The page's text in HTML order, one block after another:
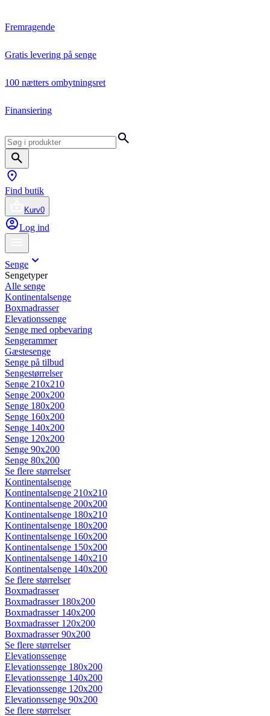
Fremragende
Gratis levering på senge
100 nætters ombytningsret
Finansiering
Find butik
Kurv0
Log ind
Senge
Sengetyper
Alle senge
Kontinentalsenge
Boxmadrasser
Elevationssenge
Senge med opbevaring
Sengerammer
Gæstesenge
Senge på tilbud
Sengestørrelser
Senge 210x210
Senge 200x200
Senge 180x200
Senge 160x200
Senge 140x200
Senge 120x200
Senge 90x200
Senge 80x200
Se flere størrelser
Kontinentalsenge
Kontinentalsenge 210x210
Kontinentalsenge 200x200
Kontinentalsenge 180x210
Kontinentalsenge 180x200
Kontinentalsenge 160x200
Kontinentalsenge 150x200
Kontinentalsenge 140x210
Kontinentalsenge 140x200
Se flere størrelser
Boxmadrasser
Boxmadrasser 180x200
Boxmadrasser 140x200
Boxmadrasser 120x200
Boxmadrasser 90x200
Se flere størrelser
Elevationssenge
Elevationssenge 180x200
Elevationssenge 140x200
Elevationssenge 120x200
Elevationssenge 90x200
Se flere størrelser